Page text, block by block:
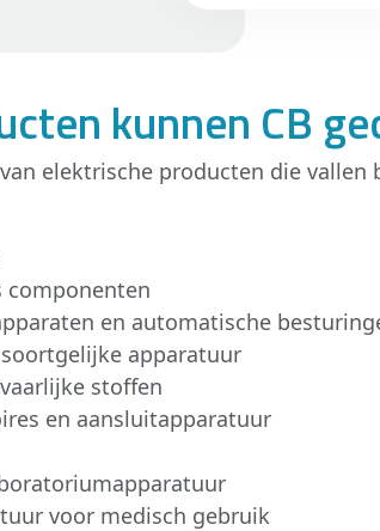
kunnen CB
elektrische producten die vallen
componenten
en automatische
apparatuur
stoffen
en aansluitapparatuur
voor medisch gebruik